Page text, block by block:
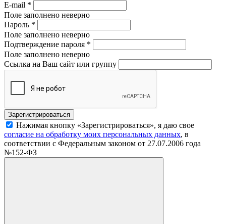
E-mail *
Поле заполнено неверно
Пароль *
Поле заполнено неверно
Подтверждение пароля *
Поле заполнено неверно
Ссылка на Ваш сайт или группу
Нажимая кнопку «Зарегистрироваться», я даю свое
согласие на обработку моих персональных данных, в
соответствии с Федеральным законом от 27.07.2006 года
№152-ФЗ